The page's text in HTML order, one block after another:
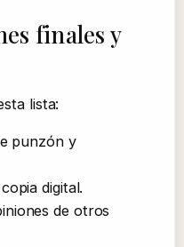
finales y
lista:
punzón y
digital.
de otros